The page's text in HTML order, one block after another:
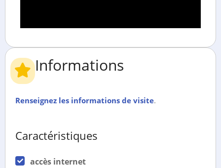
Informations
Renseignez les informations de visite.
Caractéristiques
accès internet